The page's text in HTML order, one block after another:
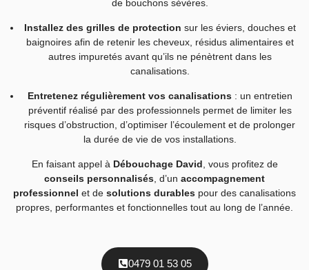
de bouchons sévères.
Installez des grilles de protection sur les éviers, douches et
baignoires afin de retenir les cheveux, résidus alimentaires et
autres impuretés avant qu’ils ne pénètrent dans les
canalisations.
Entretenez régulièrement vos canalisations: un entretien
préventif réalisé par des professionnels permet de limiter les
risques d’obstruction, d’optimiser l’écoulement et de prolonger
la durée de vie de vos installations.
En faisant appel à Débouchage David , vous profitez de
conseils personnalisés , d’un accompagnement
professionnel et de solutions durables pour des canalisations
propres, performantes et fonctionnelles tout au long de l’année.
0479 01 53 05